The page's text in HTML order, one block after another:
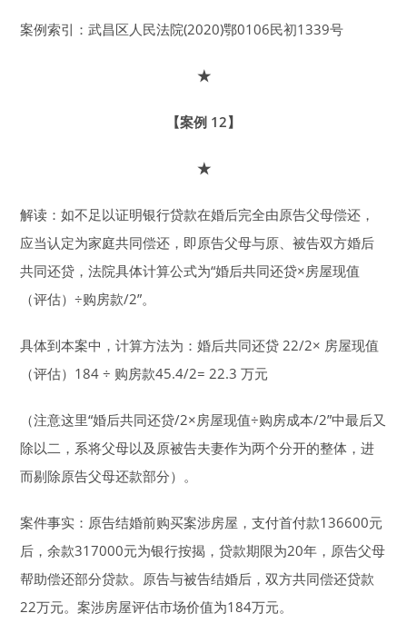
案例索引：武昌区人民法院(2020)鄂0106民初1339号
★
【案例 12】
★
解读：如不足以证明银行贷款在婚后完全由原告父母偿还，
应当认定为家庭共同偿还，即原告父母与原、被告双方婚后
共同还贷，法院具体计算公式为“婚后共同还贷×房屋现值
（评估）÷购房款/2”。
具体到本案中，计算方法为：婚后共同还贷 22/2× 房屋现值
（评估）184 ÷ 购房款45.4/2= 22.3 万元
（注意这里“婚后共同还贷/2×房屋现值÷购房成本/2”中最后又
除以二，系将父母以及原被告夫妻作为两个分开的整体，进
而剔除原告父母还款部分）。
案件事实：原告结婚前购买案涉房屋，支付首付款136600元
后，余款317000元为银行按揭，贷款期限为20年，原告父母
帮助偿还部分贷款。原告与被告结婚后，双方共同偿还贷款
22万元。案涉房屋评估市场价值为184万元。